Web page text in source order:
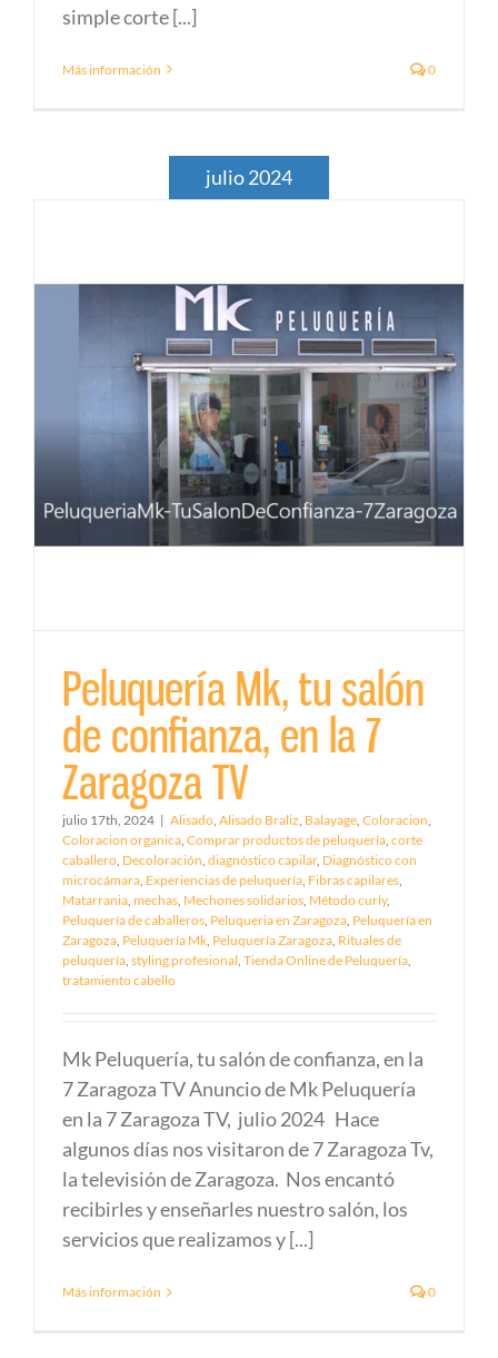
simple corte [...]
Más información 0
julio 2024
Peluquería Mk, tu salón
de confianza, en la 7
Zaragoza TV
julio 17th, 2024 | Alisado, Alisado Braliz, Balayage, Coloracion,
Coloracion organica, Comprar productos de peluquería, corte
caballero, Decoloración, diagnóstico capilar, Diagnóstico con
microcámara, Experiencias de peluquería, Fibras capilares,
Matarrania, mechas, Mechones solidarios, Método curly,
Peluquería de caballeros, Peluqueria en Zaragoza, Peluquería en
Zaragoza, Peluquería Mk, Peluquería Zaragoza, Rituales de
peluquería, styling profesional, Tienda Online de Peluquería,
tratamiento cabello
Mk Peluquería, tu salón de confianza, en la
7 Zaragoza TV Anuncio de Mk Peluquería
en la 7 Zaragoza TV, julio 2024 Hace
algunos días nos visitaron de 7 Zaragoza Tv,
la televisión de Zaragoza. Nos encantó
recibirles y enseñarles nuestro salón, los
servicios que realizamos y [...]
Más información 0